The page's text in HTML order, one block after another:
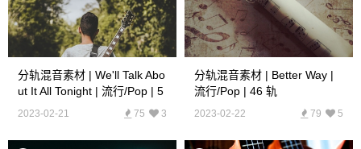
分轨混音素材 | We'll Talk Abo
Ut It All Tonight | 流行/Pop | 5
1 轨
2023-02-21 3
75
分轨混音素材 | Better Way |
流行/Pop | 46 轨
2023-02-22 5
79